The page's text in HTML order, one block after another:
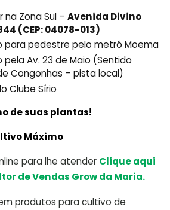
na Zona Sul –Avenida Divino
(CEP: 04078-013)
para pedestre pelo metrô Moema
pela Av. 23 de Maio (Sentido
Congonhas – pista local)
Clube Sírio
de suas plantas!
Máximo
para lhe atender Clique aqui
de Vendas Grow da Maria.
produtos para cultivo de